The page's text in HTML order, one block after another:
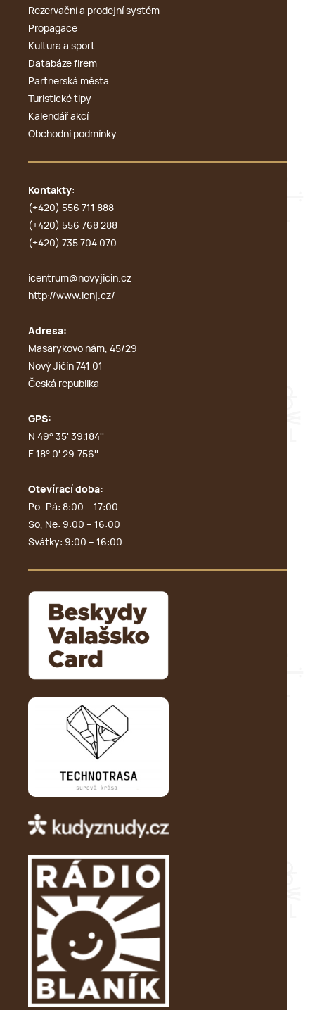
Rezervační a prodejní systém
Propagace
Kultura a sport
Databáze firem
Partnerská města
Turistické tipy
Kalendář akcí
Obchodní podmínky
Kontakty:
(+420) 556 711 888
(+420) 556 768 288
(+420) 735 704 070
icentrum@novyjicin.cz
http://www.icnj.cz/
Adresa:
Masarykovo nám, 45/29
Nový Jičín 741 01
Česká republika
GPS:
N 49° 35' 39.184''
E 18° 0' 29.756''
Otevírací doba:
Po–Pá: 8:00 – 17:00
So, Ne: 9:00 – 16:00
Svátky: 9:00 – 16:00